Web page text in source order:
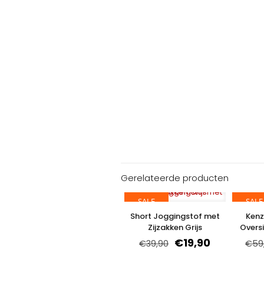
Gerelateerde producten
SALE
Short Joggingstof met
Zijzakken Grijs
€39,90 €19,90
SALE
€